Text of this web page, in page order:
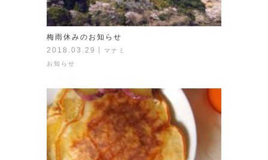
梅雨休みのお知らせ
2018.03.29
マナミ
お知らせ